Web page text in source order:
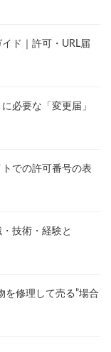
ド｜許可・URL届
必要な「変更届」
での許可番号の表
技術・経験と
を修理して売る”場合